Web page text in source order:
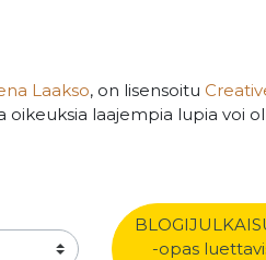
Laakso, on lisensoitu
oikeuksia laajempia lupia voi
-opas